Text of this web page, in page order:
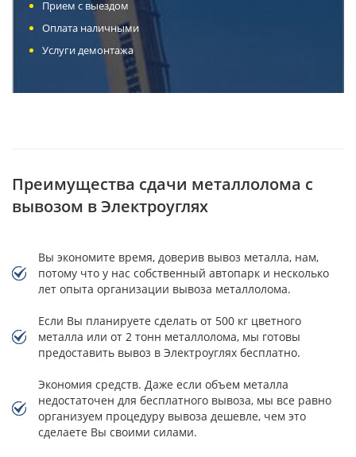
Прием с выездом
Оплата наличными
Услуги демонтажа
Преимущества сдачи металлолома с
вывозом в Электроуглях
Вы экономите время, доверив вывоз металла, нам,
потому что у нас собственный автопарк и несколько
лет опыта организации вывоза металлолома.
Если Вы планируете сделать от 500 кг цветного
металла или от 2 тонн металлолома, мы готовы
предоставить вывоз в Электроуглях бесплатно.
Экономия средств. Даже если объем металла
недостаточен для бесплатного вывоза, мы все равно
организуем процедуру вывоза дешевле, чем это
сделаете Вы своими силами.